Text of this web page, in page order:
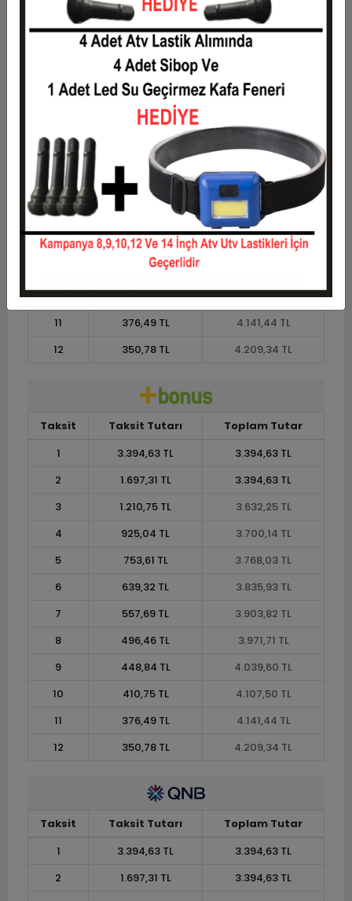
Taksit Taksit Tutarı
Toplam Tutar
3.394,63 TL
1.697,31 TL
3.394,63 TL
1.210,75 TL
4
925,04 TL
3.700,14 TL
5
753,61 TL
3.768,03 TL
639,32 TL
3.835,93 TL
7
557,69 TL
3.903,82 TL
8
496,46 TL
3.971,71 TL
448,84 TL
10
410,75 TL
4.107,50 TL
11
376,49 TL
4.141,44 TL
12
350,78 TL 4.209,34 TL
Taksit Taksit Tutarı
Toplam Tutar
1
3.394,63 TL
3.394,63 TL
2
1.697,31 TL
3.394,63 TL
3
1.210,75 TL
3.632,25 TL
4
925,04 TL
3.700,14 TL
5
753,61 TL
3.768,03 TL
6
639,32 TL
3.835,93 TL
7
557,69 TL
3.903,82 TL
8
496,46 TL
3.971,71 TL
9
448,84 TL
4.039,60 TL
10
410,75 TL
4.107,50 TL
11
376,49 TL
4.141,44 TL
12
350,78 TL 4.209,34 TL
Taksit Taksit Tutarı
Toplam Tutar
1
3.394,63 TL
3.394,63 TL
2
1.697,31 TL
3.394,63 TL